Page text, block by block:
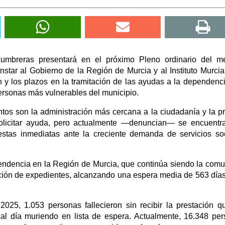
presentará en el próximo Pleno ordinario del
al Gobierno de la Región de Murcia y al Instituto
los plazos en la tramitación de las ayudas a la
más vulnerables del municipio.
son la administración más cercana a la ciudadanía y la
ayuda, pero actualmente —denuncian— se
inmediatas ante la creciente demanda de servicios
en la Región de Murcia, que continúa siendo la
de expedientes, alcanzando una espera media de 563
1.053 personas fallecieron sin recibir la prestación
día muriendo en lista de espera. Actualmente, 16.348